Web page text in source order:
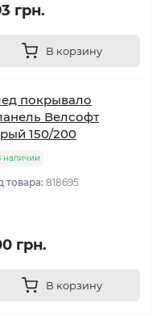
грн.
В корзину
покрывало
Велсофт
150/200
наличии
товара: 818695
грн.
В корзину